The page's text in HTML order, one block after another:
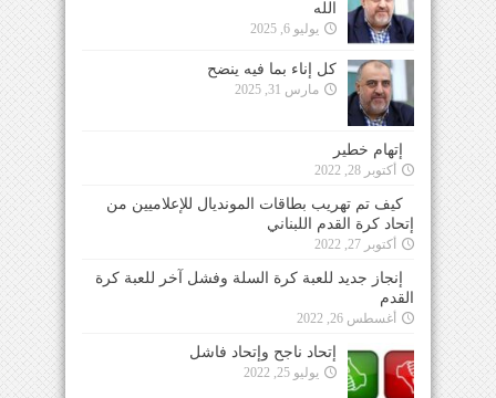
الله
يوليو 6, 2025
كل إناء بما فيه ينضح
مارس 31, 2025
إتهام خطير
أكتوبر 28, 2022
كيف تم تهريب بطاقات المونديال للإعلاميين من
إتحاد كرة القدم اللبناني
أكتوبر 27, 2022
إنجاز جديد للعبة كرة السلة وفشل آخر للعبة كرة
القدم
أغسطس 26, 2022
إتحاد ناجح وإتحاد فاشل
يوليو 25, 2022